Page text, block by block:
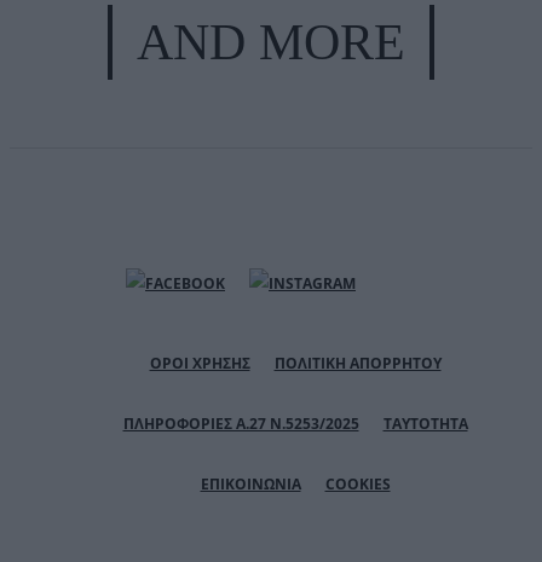
AND MORE
ΟΡΟΙ ΧΡΗΣΗΣ ΠΟΛΙΤΙΚΗ ΑΠΟΡΡΗΤΟΥ
ΠΛΗΡΟΦΟΡΙΕΣ Α.27 Ν.5253/2025 ΤΑΥΤΟΤΗΤΑ
ΕΠΙΚΟΙΝΩΝΙΑ COOKIES